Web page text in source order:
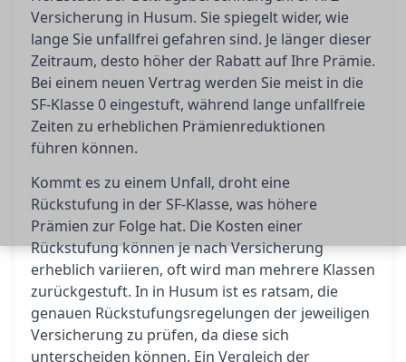
Versicherung in Husum. Sie spiegelt wider, wie
lange Sie unfallfrei gefahren sind. Je länger dieser
Zeitraum, desto höher der Rabatt auf Ihre Prämie.
Bei einem neuen Vertrag werden Sie meist in die
SF-Klasse 0 eingestuft, während lange unfallfreie
Zeiten zu erheblichen Prämienreduktionen
führen können.
Kommt es zu einem Unfall, droht eine
Rückstufung in der SF-Klasse, was höhere
Prämien zur Folge hat. Die Kosten einer
Rückstufung können je nach Versicherung
erheblich variieren, oft wird man mehrere Klassen
zurückgestuft. In in Husum ist es ratsam, die
genauen Rückstufungsregelungen der jeweiligen
Versicherung zu prüfen, da diese sich
unterscheiden können. Ein Vergleich der